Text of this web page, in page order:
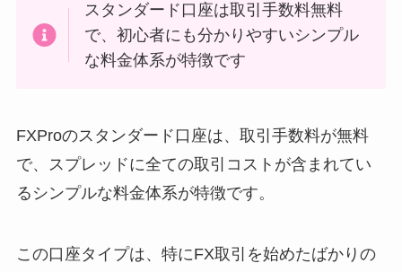
スタンダード口座は取引手数料無料
で、初心者にも分かりやすいシンプル
な料金体系が特徴です
FXProのスタンダード口座は、取引手数料が無料
で、スプレッドに全ての取引コストが含まれてい
るシンプルな料金体系が特徴です。
この口座タイプは、特にFX取引を始めたばかりの